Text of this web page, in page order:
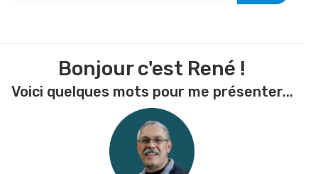
Bonjour c'est René !
Voici quelques mots pour me présenter...